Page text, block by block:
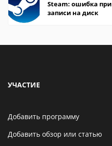
Steam: ошибка при
записи на диск
УЧАСТИЕ
Добавить программу
Добавить обзор или статью